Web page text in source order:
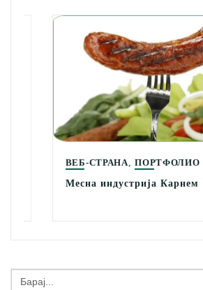
ВЕБ-СТРАНА,ПОРТФОЛИО
Месна индустрија Карнем
Search
for: